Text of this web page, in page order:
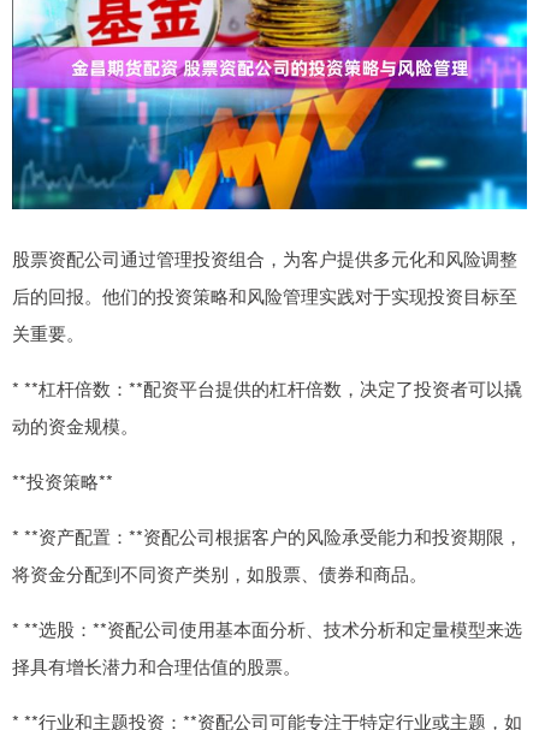
股票资配公司通过管理投资组合，为客户提供多元化和风险调整
后的回报。他们的投资策略和风险管理实践对于实现投资目标至
关重要。
* **杠杆倍数：**配资平台提供的杠杆倍数，决定了投资者可以撬
动的资金规模。
**投资策略**
* **资产配置：**资配公司根据客户的风险承受能力和投资期限，
将资金分配到不同资产类别，如股票、债券和商品。
* **选股：**资配公司使用基本面分析、技术分析和定量模型来选
择具有增长潜力和合理估值的股票。
* **行业和主题投资：**资配公司可能专注于特定行业或主题，如